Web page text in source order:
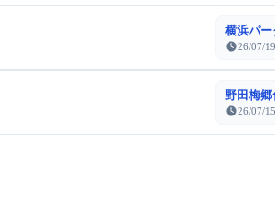
横浜パ
26/07/
野田梅
26/07/